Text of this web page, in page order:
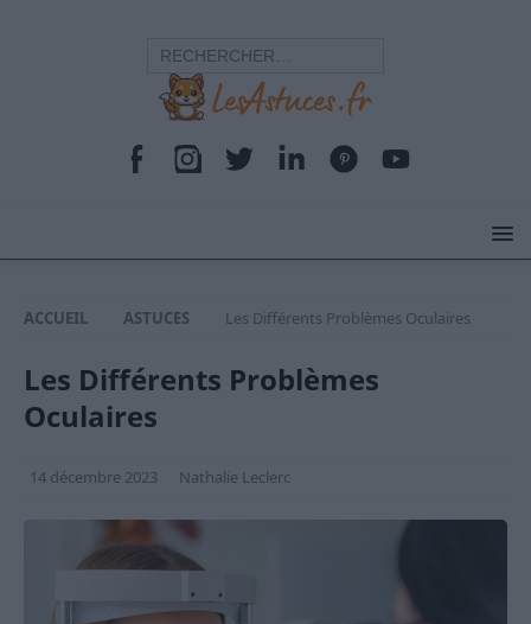
ACCUEIL ASTUCES Les Différents Problèmes Oculaires
Les Différents Problèmes
Oculaires
14 décembre 2023 Nathalie Leclerc